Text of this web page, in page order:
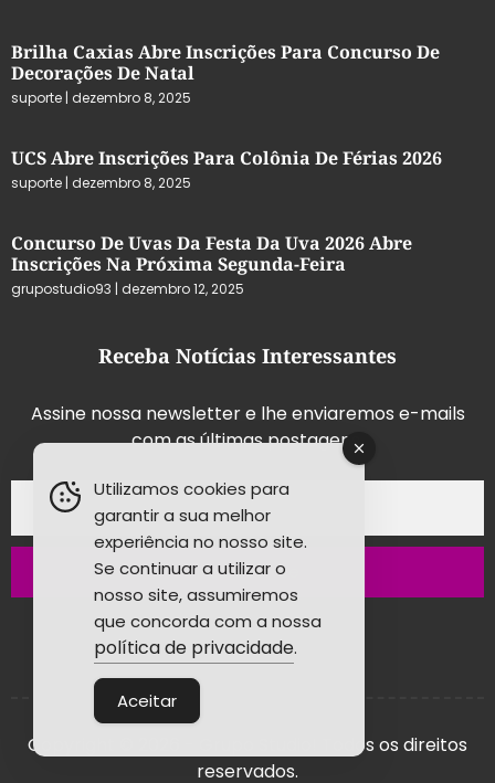
Brilha Caxias Abre Inscrições Para Concurso De
Decorações De Natal
suporte dezembro 8, 2025
UCS Abre Inscrições Para Colônia De Férias 2026
suporte dezembro 8, 2025
Concurso De Uvas Da Festa Da Uva 2026 Abre
Inscrições Na Próxima Segunda-Feira
grupostudio93 dezembro 12, 2025
Receba Notícias Interessantes
Assine nossa newsletter e lhe enviaremos e-mails
com as últimas postagens.
Inscrever-se
Copyright © 2026 - Grupo Studio! Todos os direitos
reservados.
Utilizamos cookies para
garantir a sua melhor
experiência no nosso site.
Se continuar a utilizar o
nosso site, assumiremos
que concorda com a nossa
política de privacidade.
Aceitar